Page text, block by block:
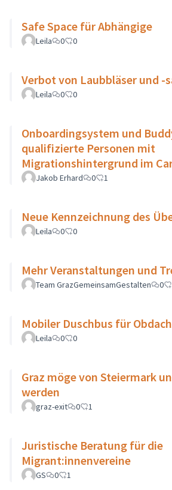
Safe Space für Abhängige
Leila 0 0
Verbot von Laubbläser und -
Leila 0 0
Onboardingsystem und
qualifizierte Personen mit
Migrationshintergrund im
Jakob Erhard 0 1
Neue Kennzeichnung des
Leila 0 0
Mehr Veranstaltungen und
Team GrazGemeinsamGestalten 0
Mobiler Duschbus für
Leila 0 0
Graz möge von Steiermark
werden
graz-exit 0 1
Juristische Beratung für die
Migrant:innenvereine
GS 0 1